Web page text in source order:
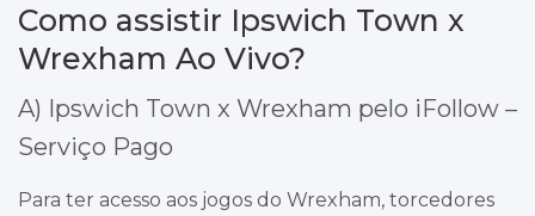
Como assistir Ipswich Town x
Wrexham Ao Vivo?
A) Ipswich Town x Wrexham pelo iFollow –
Serviço Pago
Para ter acesso aos jogos do Wrexham, torcedores